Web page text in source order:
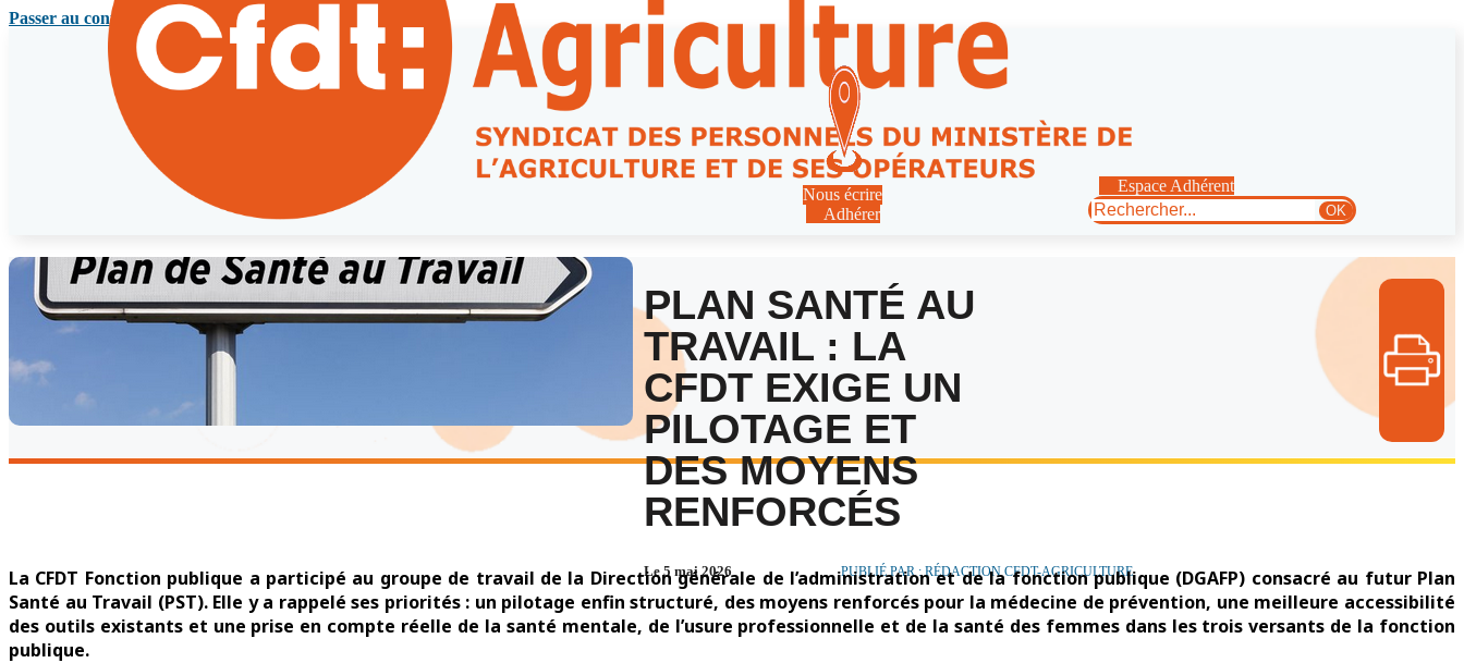
Passer au contenu principal
Nous écrire
Adhérer
Espace Adhérent
Rechercher
OK
PLAN SANTÉ AU
TRAVAIL : LA
CFDT EXIGE UN
PILOTAGE ET
DES MOYENS
RENFORCÉS
Le 5 mai 2026 PUBLIÉ PAR : RÉDACTION CFDT-AGRICULTURE
La CFDT Fonction publique a participé au groupe de travail de la Direction générale de l’administration et de la fonction publique (DGAFP) consacré au futur Plan
Santé au Travail (PST). Elle y a rappelé ses priorités : un pilotage enfin structuré, des moyens renforcés pour la médecine de prévention, une meilleure accessibilité
des outils existants et une prise en compte réelle de la santé mentale, de l’usure professionnelle et de la santé des femmes dans les trois versants de la fonction
publique.